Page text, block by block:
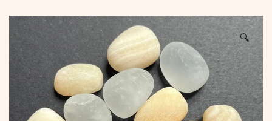
🔍